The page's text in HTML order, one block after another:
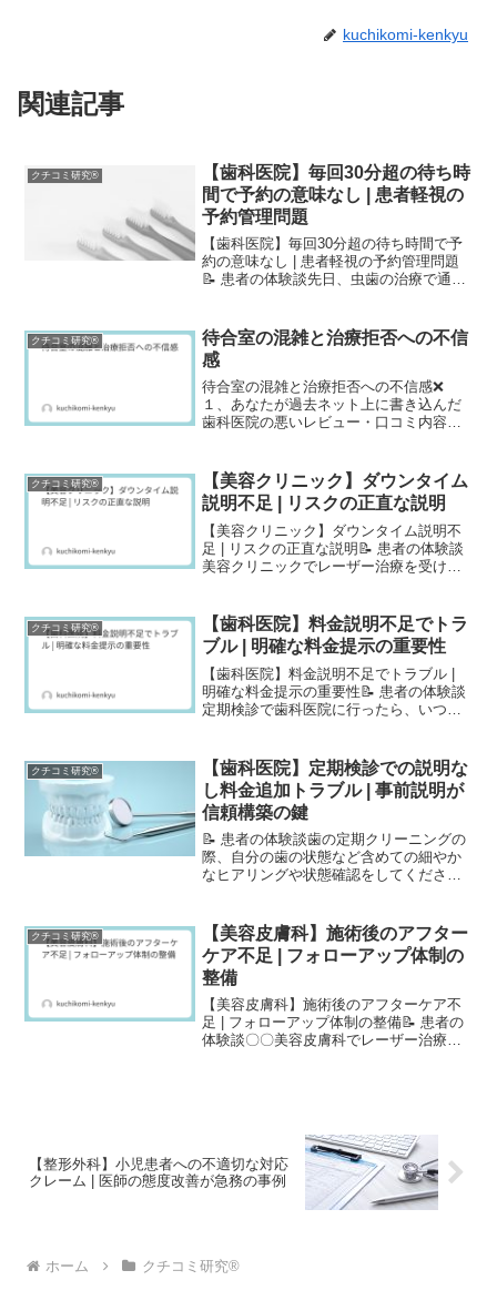
kuchikomi-kenkyu
関連記事
クチコミ研究®
【歯科医院】毎回30分超の待ち時
間で予約の意味なし | 患者軽視の
予約管理問題
【歯科医院】毎回30分超の待ち時間で予
約の意味なし | 患者軽視の予約管理問題
📝 患者の体験談先日、虫歯の治療で通い
回30分以上待たされるのが当たり前。待
合室はいつも混...
クチコミ研究®
待合室の混雑と治療拒否への不信
感
待合室の混雑と治療拒否への不信感❌
１、あなたが過去ネット上に書き込んだ
歯科医院の悪いレビュー・口コミ内容を
込んだ歯科医院です。駅近で徒歩圏内と
立地条件も良く急いで行き...
クチコミ研究®
【美容クリニック】ダウンタイム
説明不足 | リスクの正直な説明
【美容クリニック】ダウンタイム説明不
足 | リスクの正直な説明📝 患者の体験談
美容クリニックでレーザー治療を受けま
で、安心して施術を受けました。でも、
施術後に顔が真っ赤に...
クチコミ研究®
【歯科医院】料金説明不足でトラ
ブル | 明確な料金提示の重要性
【歯科医院】料金説明不足でトラブル |
明確な料金提示の重要性📝 患者の体験談
定期検診で歯科医院に行ったら、いつも
6,000円近くになっていて、「え、何かし
ました...
クチコミ研究®
【歯科医院】定期検診での説明な
し料金追加トラブル | 事前説明が
信頼構築の鍵
📝 患者の体験談歯の定期クリーニングの
際、自分の歯の状態など含めての細やか
なヒアリングや状態確認をしてくださる
る箇所はしみ止めを丁寧に塗ってくださ
ったりと、毎回優しい方...
クチコミ研究®
【美容皮膚科】施術後のアフター
ケア不足 | フォローアップ体制の
整備
【美容皮膚科】施術後のアフターケア不
足 | フォローアップ体制の整備📝 患者の
体験談〇〇美容皮膚科でレーザー治療を
【整形外科】小児患者への不適切な対応
クレーム | 医師の態度改善が急務の事例
ホーム クチコミ研究®